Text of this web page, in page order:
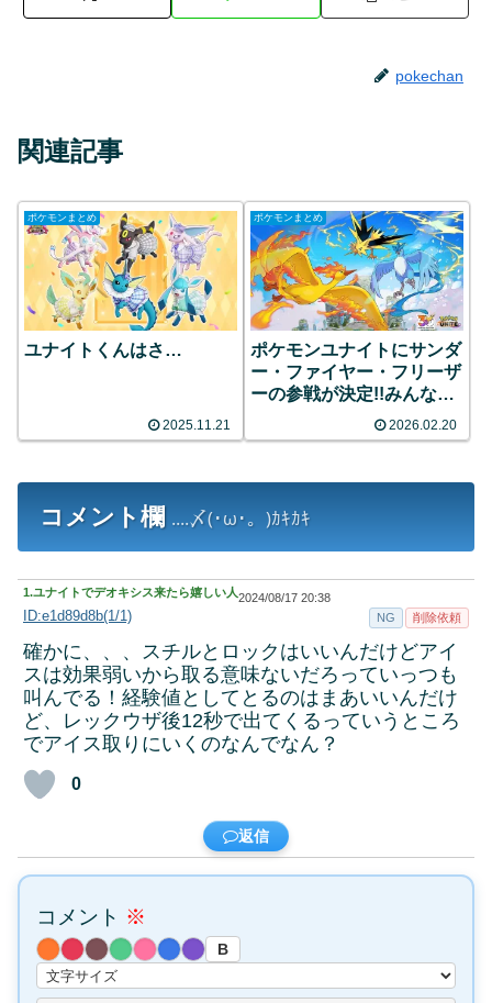
pokechan
関連記事
ポケモンまとめ
ユナイトくんはさ…
2025.11.21
ポケモンまとめ
ポケモンユナイトにサンダ
ー・ファイヤー・フリーザ
ーの参戦が決定!!みんなの
2026.02.20
コメント欄 ....〆(･ω･。)ｶｷｶｷ
1.ユナイトでデオキシス来たら嬉しい人2024/08/17 20:38
ID:e1d89d8b(1/1) NG 削除依頼
確かに、、、スチルとロックはいいんだけどアイ
スは効果弱いから取る意味ないだろっていっつも
叫んでる！経験値としてとるのはまあいいんだけ
ど、レックウザ後12秒で出てくるっていうところ
でアイス取りにいくのなんでなん？
0
返信
コメント ※
B